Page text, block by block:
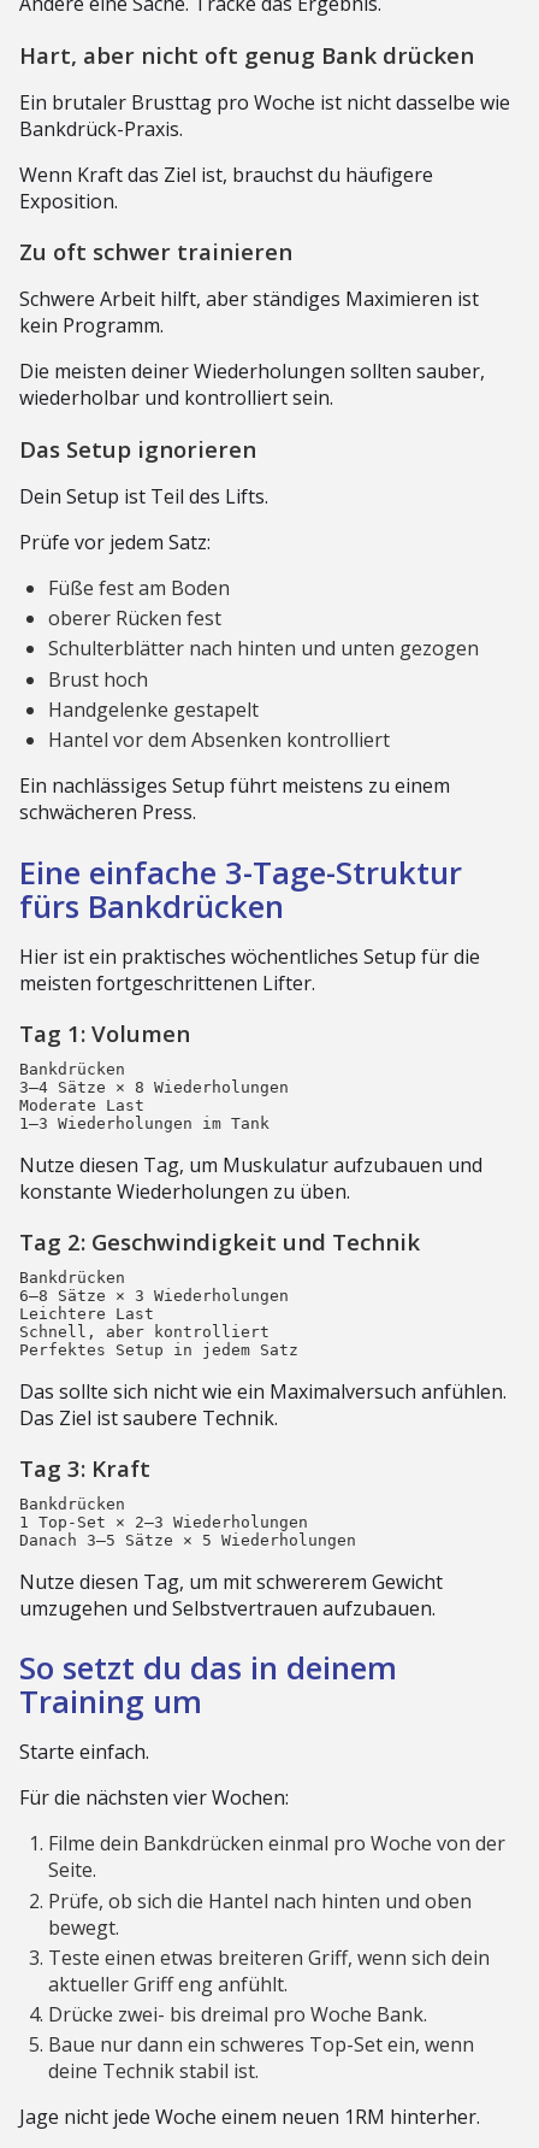
Hart, aber nicht oft genug Bank drücken
Ein brutaler Brusttag pro Woche ist nicht dasselbe wie
Bankdrück-Praxis.
Wenn Kraft das Ziel ist, brauchst du häufigere
Exposition.
Zu oft schwer trainieren
Schwere Arbeit hilft, aber ständiges Maximieren ist
kein Programm.
Die meisten deiner Wiederholungen sollten sauber,
wiederholbar und kontrolliert sein.
Das Setup ignorieren
Dein Setup ist Teil des Lifts.
Prüfe vor jedem Satz:
Füße fest am Boden
oberer Rücken fest
Schulterblätter nach hinten und unten gezogen
Brust hoch
Handgelenke gestapelt
Hantel vor dem Absenken kontrolliert
Ein nachlässiges Setup führt meistens zu einem
schwächeren Press.
Eine einfache 3-Tage-Struktur
fürs Bankdrücken
Hier ist ein praktisches wöchentliches Setup für die
meisten fortgeschrittenen Lifter.
Tag 1: Volumen
Bankdrücken
3–4 Sätze × 8 Wiederholungen
Moderate Last
Nutze diesen Tag, um Muskulatur aufzubauen und
konstante Wiederholungen zu üben.
Tag 2: Geschwindigkeit und Technik
Bankdrücken
6–8 Sätze × 3 Wiederholungen
Leichtere Last
Schnell, aber kontrolliert
Das sollte sich nicht wie ein Maximalversuch anfühlen.
Das Ziel ist saubere Technik.
Tag 3: Kraft
Bankdrücken
1 Top-Set × 2–3 Wiederholungen
Nutze diesen Tag, um mit schwererem Gewicht
umzugehen und Selbstvertrauen aufzubauen.
So setzt du das in deinem
Training um
Starte einfach.
Für die nächsten vier Wochen:
Filme dein Bankdrücken einmal pro Woche von der
Seite.
Prüfe, ob sich die Hantel nach hinten und oben
bewegt.
Teste einen etwas breiteren Griff, wenn sich dein
aktueller Griff eng anfühlt.
Drücke zwei- bis dreimal pro Woche Bank.
Baue nur dann ein schweres Top-Set ein, wenn
deine Technik stabil ist.
Jage nicht jede Woche einem neuen 1RM hinterher.